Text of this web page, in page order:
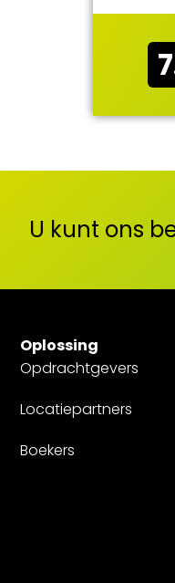
U kunt ons
Oplossing
Opdrachtgevers
Locatiepartners
Boekers